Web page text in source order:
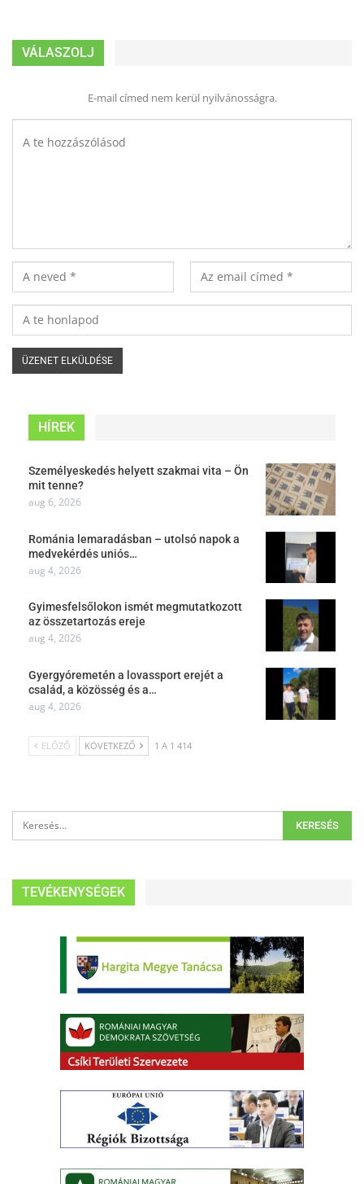
VÁLASZOLJ
E-mail címed nem kerül nyilvánosságra.
HÍREK
Személyeskedés helyett szakmai vita – Ön
mit tenne?
aug 6, 2026
Románia lemaradásban – utolsó napok a
medvekérdés uniós…
aug 4, 2026
Gyimesfelsőlokon ismét megmutatkozott
az összetartozás ereje
aug 4, 2026
Gyergyóremetén a lovassport erejét a
család, a közösség és a…
aug 4, 2026
ELŐZŐ KÖVETKEZŐ 1 A 1 414
TEVÉKENYSÉGEK